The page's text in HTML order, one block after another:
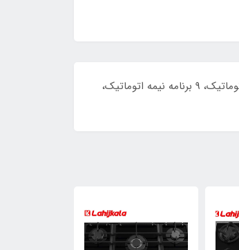
مایکروفر توکار DTM 944 یک ماکروفر ترکیبی (ماکروویو + فر) با امکانات و ویژگی های خاص است. به عنوان مثال این محصول دارای 13 برنامه اتوماتیک، 9 برنامه نیمه اتوماتیک،